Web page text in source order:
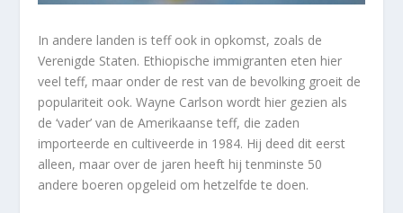
In andere landen is teff ook in opkomst, zoals de
Verenigde Staten. Ethiopische immigranten eten hier
veel teff, maar onder de rest van de bevolking groeit de
populariteit ook. Wayne Carlson wordt hier gezien als
de ‘vader’ van de Amerikaanse teff, die zaden
importeerde en cultiveerde in 1984. Hij deed dit eerst
alleen, maar over de jaren heeft hij tenminste 50
andere boeren opgeleid om hetzelfde te doen.